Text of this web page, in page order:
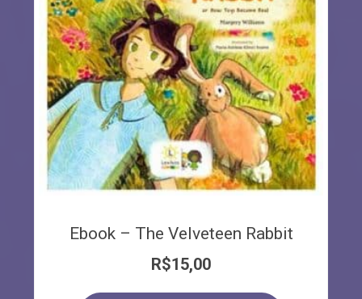
Ebook – The Velveteen Rabbit
R$15,00